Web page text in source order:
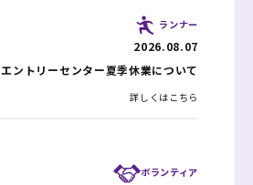
ランナー
2026.08.07
エントリーセンター夏季休業について
詳しくはこちら
ボランティア
ランナー
2026.08.07
エントリーセンター夏季休業について
詳しくはこちら
2026.07.10
事業者
2026.07.24
業務受注事業者募集（完走メダル）
詳しくはこちら
2026.07.24
その他
2026.07.16
モバイルAED隊 募集中！